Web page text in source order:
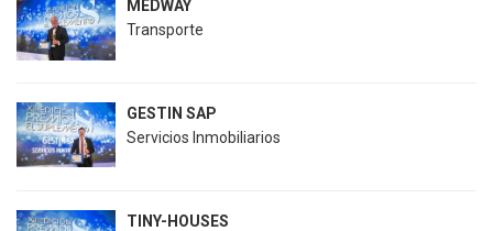
MEDWAY
Transporte
GESTIN SAP
Servicios Inmobiliarios
TINY-HOUSES